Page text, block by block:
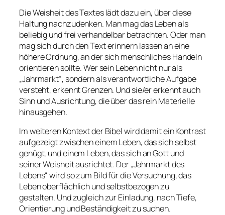
Die Weisheit des Textes lädt dazu ein, über diese
Haltung nachzudenken. Man mag das Leben als
beliebig und frei verhandelbar betrachten. Oder man
mag sich durch den Text erinnern lassen an eine
höhere Ordnung, an der sich menschliches Handeln
orientieren sollte. Wer sein Leben nicht nur als
„Jahrmarkt“, sondern als verantwortliche Aufgabe
versteht, erkennt Grenzen. Und sie/er erkennt auch
Sinn und Ausrichtung, die über das rein Materielle
hinausgehen.
Im weiteren Kontext der Bibel wird damit ein Kontrast
aufgezeigt zwischen einem Leben, das sich selbst
genügt, und einem Leben, das sich an Gott und
seiner Weisheit ausrichtet. Der „Jahrmarkt des
Lebens“ wird so zum Bild für die Versuchung, das
Leben oberflächlich und selbstbezogen zu
gestalten. Und zugleich zur Einladung, nach Tiefe,
Orientierung und Beständigkeit zu suchen.